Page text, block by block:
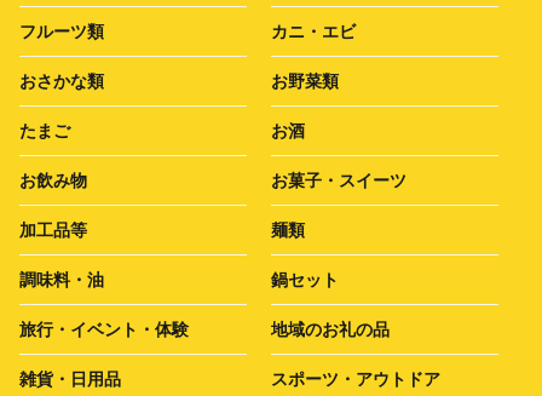
フルーツ類 カニ・エビ
おさかな類 お野菜類
たまご お酒
お飲み物 お菓子・スイーツ
加工品等 麺類
調味料・油 鍋セット
旅行・イベント・体験 地域のお礼の品
雑貨・日用品 スポーツ・アウトドア